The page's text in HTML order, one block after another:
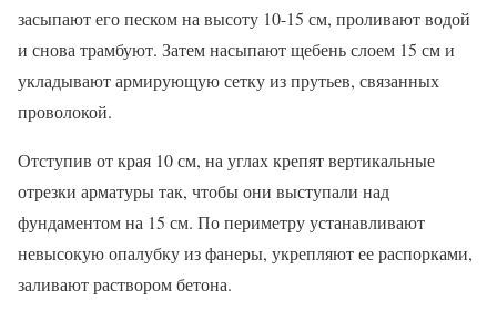
засыпают его песком на высоту 10-15 см, проливают водой
и снова трамбуют. Затем насыпают щебень слоем 15 см и
укладывают армирующую сетку из прутьев, связанных
проволокой.
Отступив от края 10 см, на углах крепят вертикальные
отрезки арматуры так, чтобы они выступали над
фундаментом на 15 см. По периметру устанавливают
невысокую опалубку из фанеры, укрепляют ее распорками,
заливают раствором бетона.